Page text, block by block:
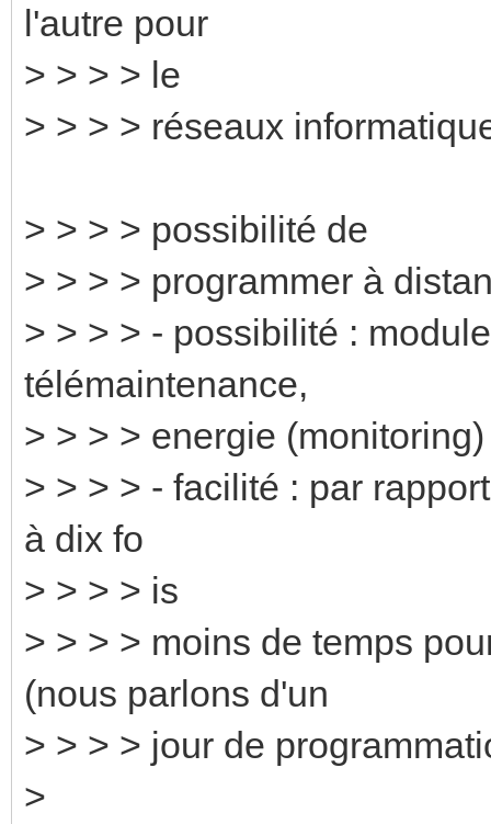
l'autre pour
> > > > le
> > > > réseaux
> > > > possibilité de
> > > > programmer à
> > > > - possibilité :
télémaintenance,
> > > > energie (monitoring)
> > > > - facilité : par
à dix fo
> > > > is
> > > > moins de temps
(nous parlons d'un
> > > > jour de
>